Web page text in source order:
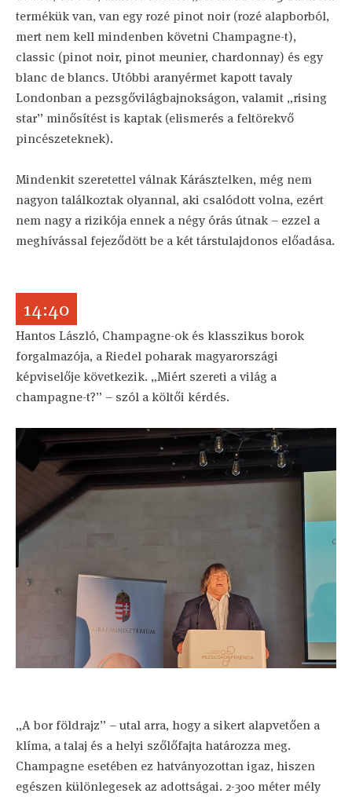
termékük van, van egy rozé pinot noir (rozé alapborból,
mert nem kell mindenben követni Champagne-t),
classic (pinot noir, pinot meunier, chardonnay) és egy
blanc de blancs. Utóbbi aranyérmet kapott tavaly
Londonban a pezsgővilágbajnokságon, valamit „rising
star” minősítést is kaptak (elismerés a feltörekvő
pincészeteknek).
Mindenkit szeretettel válnak Kárásztelken, még nem
nagyon találkoztak olyannal, aki csalódott volna, ezért
nem nagy a rizikója ennek a négy órás útnak – ezzel a
meghívással fejeződött be a két társtulajdonos előadása.
14:40
Hantos László, Champagne-ok és klasszikus borok
forgalmazója, a Riedel poharak magyarországi
képviselője következik. „Miért szereti a világ a
champagne-t?” – szól a költői kérdés.
„A bor földrajz” – utal arra, hogy a sikert alapvetően a
klíma, a talaj és a helyi szőlőfajta határozza meg.
Champagne esetében ez hatványozottan igaz, hiszen
egészen különlegesek az adottságai. 2-300 méter mély